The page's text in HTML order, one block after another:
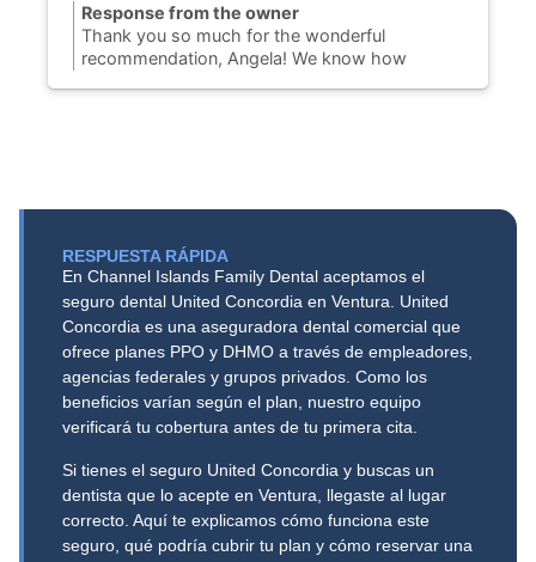
Response from the owner
Thank you so much for the wonderful
recommendation, Angela! We know how
to come!
RESPUESTA RÁPIDA
En Channel Islands Family Dental aceptamos el
seguro dental United Concordia en Ventura. United
Concordia es una aseguradora dental comercial que
ofrece planes PPO y DHMO a través de empleadores,
agencias federales y grupos privados. Como los
beneficios varían según el plan, nuestro equipo
verificará tu cobertura antes de tu primera cita.
Si tienes el seguro United Concordia y buscas un
dentista que lo acepte en Ventura, llegaste al lugar
correcto. Aquí te explicamos cómo funciona este
seguro, qué podría cubrir tu plan y cómo reservar una